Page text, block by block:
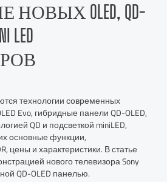
OLED, QD-
LED
технологии современных
Evo, гибридные панели QD-OLED,
QD и подсветкой miniLED,
основные функции,
цены и характеристики. В статье
нового телевизора Sony
QD-OLED панелью.